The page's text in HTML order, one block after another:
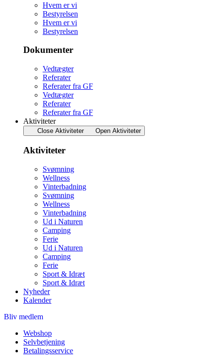
Hvem er vi
Bestyrelsen
Hvem er vi
Bestyrelsen
Dokumenter
Vedtægter
Referater
Referater fra GF
Vedtægter
Referater
Referater fra GF
Aktiviteter
Close Aktiviteter Open Aktiviteter
Aktiviteter
Svømning
Wellness
Vinterbadning
Svømning
Wellness
Vinterbadning
Ud i Naturen
Camping
Ferie
Ud i Naturen
Camping
Ferie
Sport & Idræt
Sport & Idræt
Nyheder
Kalender
Bliv medlem
Webshop
Selvbetjening
Betalingsservice